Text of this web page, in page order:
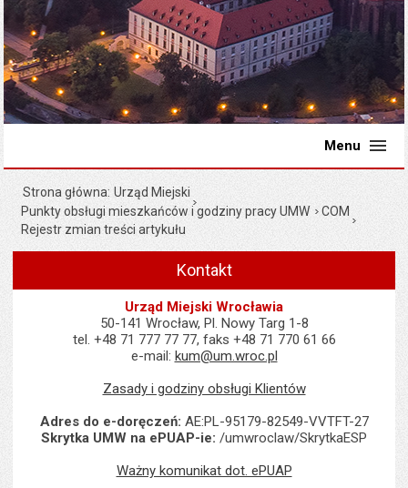
Menu
Strona główna Urząd Miejski
Punkty obsługi mieszkańców i godziny pracy UMW
COM
Rejestr zmian treści artykułu
Kontakt
Urząd Miejski Wrocławia
50-141 Wrocław, Pl. Nowy Targ 1-8
tel. +48 71 777 77 77, faks +48 71 770 61 66
e-mail: kum@um.wroc.pl
Zasady i godziny obsługi Klientów
Adres do e-doręczeń: AE:PL-95179-82549-VVTFT-27
Skrytka UMW na ePUAP-ie: /umwroclaw/SkrytkaESP
Ważny komunikat dot. ePUAP